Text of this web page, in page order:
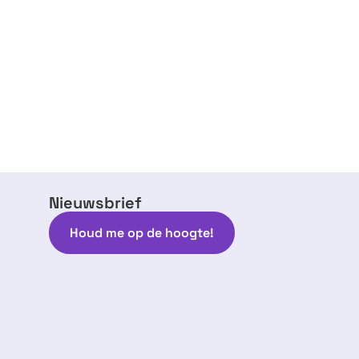
Nieuwsbrief
Houd me op de hoogte!